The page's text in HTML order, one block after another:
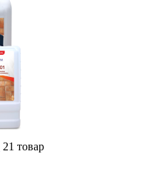
21 товар